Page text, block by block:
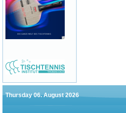
Thursday 06. August 2026